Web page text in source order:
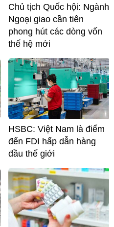
Chủ tịch Quốc hội: Ngành
Ngoại giao cần tiên
phong hút các dòng vốn
thế hệ mới
HSBC: Việt Nam là điểm
đến FDI hấp dẫn hàng
đầu thế giới